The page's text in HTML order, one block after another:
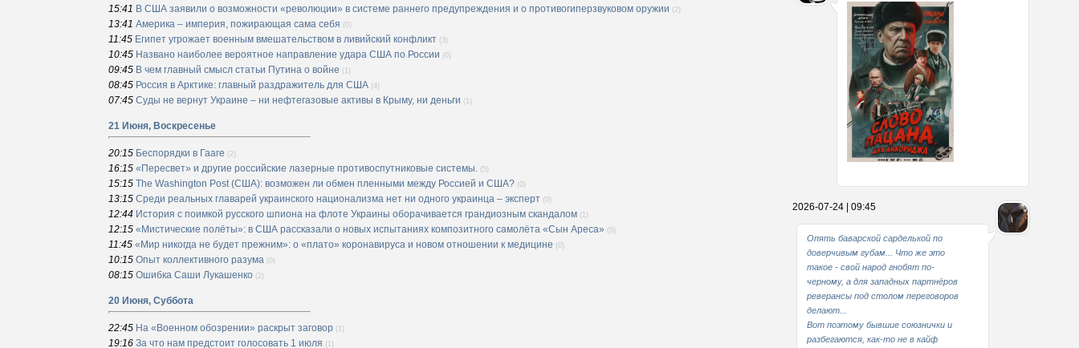
15:41 В США заявили о возможности «революции» в системе раннего предупреждения и о противогиперзвуковом оружии (2)
13:41 Америка – империя, пожирающая сама себя (0)
11:45 Египет угрожает военным вмешательством в ливийский конфликт (3)
10:45 Названо наиболее вероятное направление удара США по России (0)
09:45 В чем главный смысл статьи Путина о войне (1)
08:45 Россия в Арктике: главный раздражитель для США (4)
07:45 Суды не вернут Украине – ни нефтегазовые активы в Крыму, ни деньги (1)
21 Июня, Воскресенье
20:15 Беспорядки в Гааге (2)
16:15 «Пересвет» и другие российские лазерные противоспутниковые системы. (5)
15:15 The Washington Post (США): возможен ли обмен пленными между Россией и США? (0)
13:15 Среди реальных главарей украинского национализма нет ни одного украинца – эксперт (0)
12:44 История с поимкой русского шпиона на флоте Украины оборачивается грандиозным скандалом (1)
12:15 «Мистические полёты»: в США рассказали о новых испытаниях композитного самолёта «Сын Ареса» (5)
11:45 «Мир никогда не будет прежним»: о «плато» коронавируса и новом отношении к медицине (0)
10:15 Опыт коллективного разума (0)
08:15 Ошибка Саши Лукашенко (2)
20 Июня, Суббота
22:45 На «Военном обозрении» раскрыт заговор (1)
19:16 За что нам предстоит голосовать 1 июля (1)
2026-07-24 | 09:45
Опять баварской сарделькой по
доверчивым губам... Что же это
такое - свой народ гнобят по-
черному, а для западных партнёров
реверансы под столом переговоров
делают...
Вот поэтому бывшие союзнички и
разбегаются, как-то не в кайф